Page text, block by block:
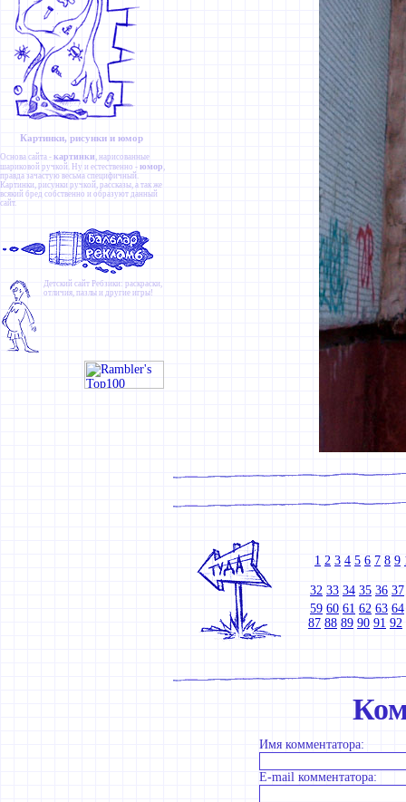
Картинки, рисунки и юмор
Основа сайта - картинки , нарисованные
шариковой ручкой. Ну и естественно - юмор ,
правда зачастую весьма специфичный.
Картинки, рисунки ручкой, рассказы, а так же
всякий бред собственно и образуют данный
сайт.
Детский сайт Ребзики: раскраски,
отличия, пазлы и другие игры!
1 2 3 4 5 6 7 8 9
32 33 34 35 36 37
59 60 61 62 63 64
87 88 89 90 91 92
Имя комментатора:
E-mail комментатора: